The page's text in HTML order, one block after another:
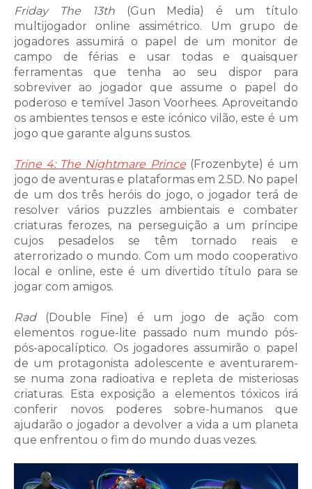
Friday The 13th(Gun Media) é um título
multijogador online assimétrico. Um grupo de
jogadores assumirá o papel de um monitor de
campo de férias e usar todas e quaisquer
ferramentas que tenha ao seu dispor para
sobreviver ao jogador que assume o papel do
poderoso e temível Jason Voorhees. Aproveitando
os ambientes tensos e este icónico vilão, este é um
jogo que garante alguns sustos.
Trine 4: The Nightmare Prince(Frozenbyte) é um
jogo de aventuras e plataformas em 2.5D. No papel
de um dos três heróis do jogo, o jogador terá de
resolver vários puzzles ambientais e combater
criaturas ferozes, na perseguição a um príncipe
cujos pesadelos se têm tornado reais e
aterrorizado o mundo. Com um modo cooperativo
local e online, este é um divertido título para se
jogar com amigos.
Rad(Double Fine) é um jogo de ação com
elementos rogue-lite passado num mundo pós-
pós-apocalíptico. Os jogadores assumirão o papel
de um protagonista adolescente e aventurarem-
se numa zona radioativa e repleta de misteriosas
criaturas. Esta exposição a elementos tóxicos irá
conferir novos poderes sobre-humanos que
ajudarão o jogador a devolver a vida a um planeta
que enfrentou o fim do mundo duas vezes.